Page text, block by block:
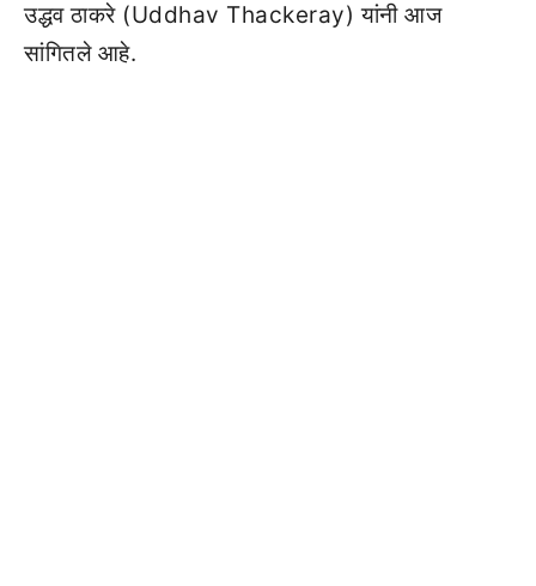
उद्धव ठाकरे (Uddhav Thackeray) यांनी आज
सांगितले आहे.